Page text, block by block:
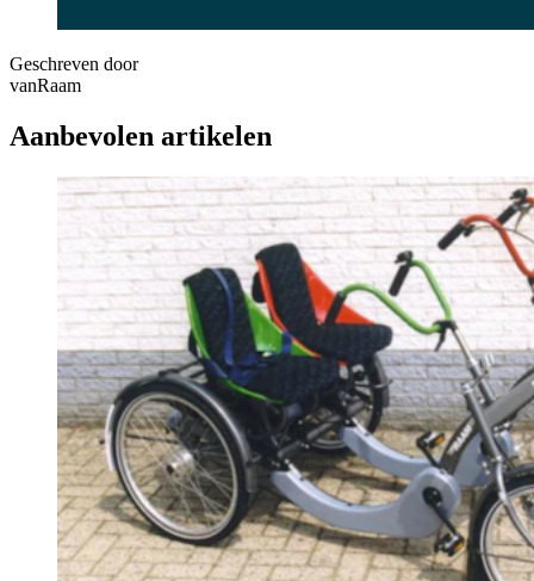
Geschreven door
vanRaam
Aanbevolen artikelen